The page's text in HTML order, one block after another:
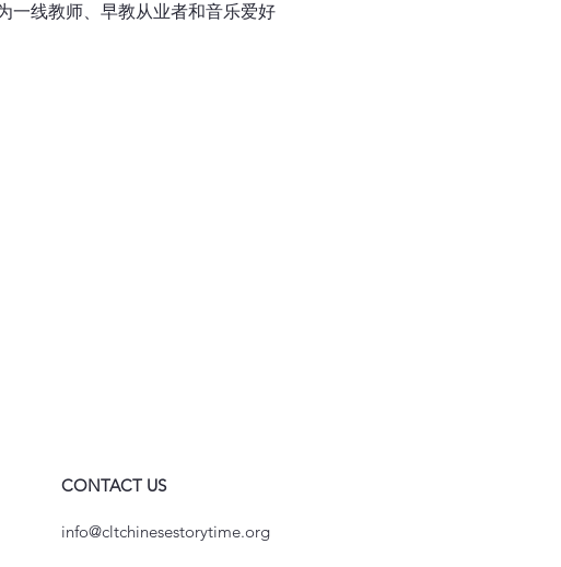
一线教师、早教从业者和音乐爱好
CONTACT US
info@cltchinesestorytime.org